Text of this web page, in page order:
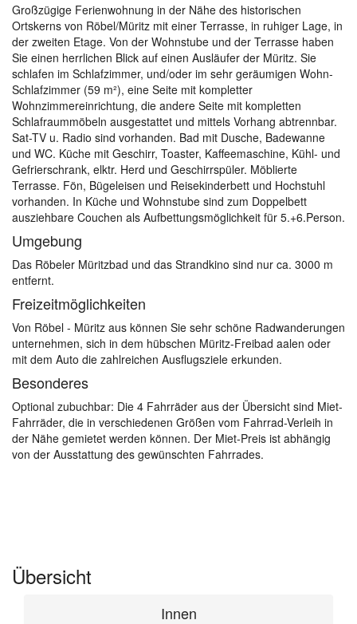
Großzügige Ferienwohnung in der Nähe des historischen
Ortskerns von Röbel/Müritz mit einer Terrasse, in ruhiger Lage, in
der zweiten Etage. Von der Wohnstube und der Terrasse haben
Sie einen herrlichen Blick auf einen Ausläufer der Müritz. Sie
schlafen im Schlafzimmer, und/oder im sehr geräumigen Wohn-
Schlafzimmer (59 m²), eine Seite mit kompletter
Wohnzimmereinrichtung, die andere Seite mit kompletten
Schlafraummöbeln ausgestattet und mittels Vorhang abtrennbar.
Sat-TV u. Radio sind vorhanden. Bad mit Dusche, Badewanne
und WC. Küche mit Geschirr, Toaster, Kaffeemaschine, Kühl- und
Gefrierschrank, elktr. Herd und Geschirrspüler. Möblierte
Terrasse. Fön, Bügeleisen und Reisekinderbett und Hochstuhl
vorhanden. In Küche und Wohnstube sind zum Doppelbett
ausziehbare Couchen als Aufbettungsmöglichkeit für 5.+6.Person.
Umgebung
Das Röbeler Müritzbad und das Strandkino sind nur ca. 3000 m
entfernt.
Freizeitmöglichkeiten
Von Röbel - Müritz aus können Sie sehr schöne Radwanderungen
unternehmen, sich in dem hübschen Müritz-Freibad aalen oder
mit dem Auto die zahlreichen Ausflugsziele erkunden.
Besonderes
Optional zubuchbar: Die 4 Fahrräder aus der Übersicht sind Miet-
Fahrräder, die in verschiedenen Größen vom Fahrrad-Verleih in
der Nähe gemietet werden können. Der Miet-Preis ist abhängig
von der Ausstattung des gewünschten Fahrrades.
Übersicht
Innen